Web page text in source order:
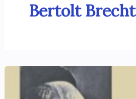
Bertolt Brecht